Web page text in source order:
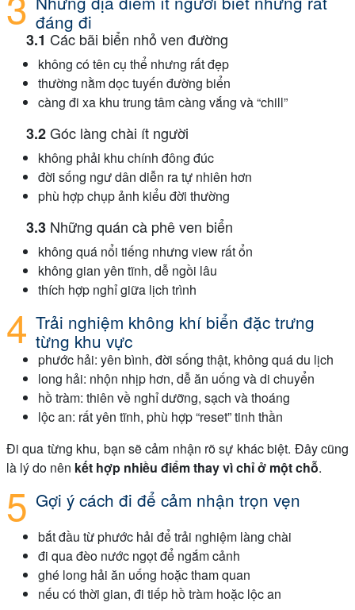
đáng đi
Các bãi biển nhỏ ven đường
không có tên cụ thể nhưng rất đẹp
thường nằm dọc tuyến đường biển
càng đi xa khu trung tâm càng vắng và “chill”
Góc làng chài ít người
không phải khu chính đông đúc
đời sống ngư dân diễn ra tự nhiên hơn
phù hợp chụp ảnh kiểu đời thường
Những quán cà phê ven biển
không quá nổi tiếng nhưng view rất ổn
không gian yên tĩnh, dễ ngồi lâu
thích hợp nghỉ giữa lịch trình
Trải nghiệm không khí biển đặc trưng
từng khu vực
phước hải: yên bình, đời sống thật, không quá du lịch
long hải: nhộn nhịp hơn, dễ ăn uống và di chuyển
hồ tràm: thiên về nghỉ dưỡng, sạch và thoáng
lộc an: rất yên tĩnh, phù hợp “reset” tinh thần
Đi qua từng khu, bạn sẽ cảm nhận rõ sự khác biệt. Đây cũng
là lý do nên kết hợp nhiều điểm thay vì chỉ ở một chỗ.
Gợi ý cách đi để cảm nhận trọn vẹn
bắt đầu từ phước hải để trải nghiệm làng chài
đi qua đèo nước ngọt để ngắm cảnh
ghé long hải ăn uống hoặc tham quan
nếu có thời gian, đi tiếp hồ tràm hoặc lộc an